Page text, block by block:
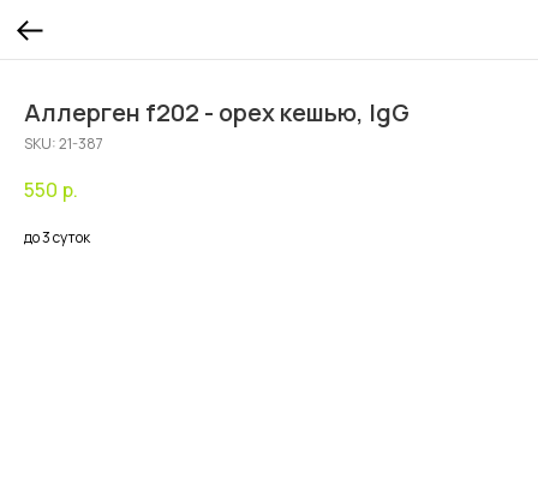
Аллерген f202 - орех кешью, IgG
SKU:21-387
550 р.
до 3 суток